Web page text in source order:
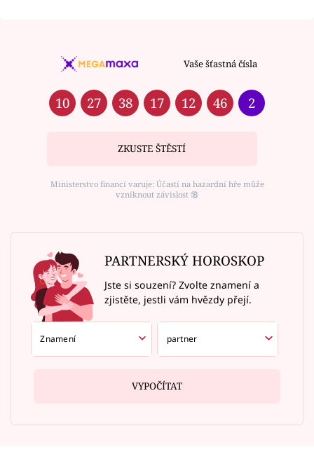
Vaše šťastná čísla
10 27 38 17 12 46 2
ZKUSTE ŠTĚSTÍ
Ministerstvo financí varuje: Účastí na hazardní hře může
vzniknout závislost ⑱
PARTNERSKÝ HOROSKOP
Jste si souzení? Zvolte znamení a
zjistěte, jestli vám hvězdy přejí.
VYPOČÍTAT